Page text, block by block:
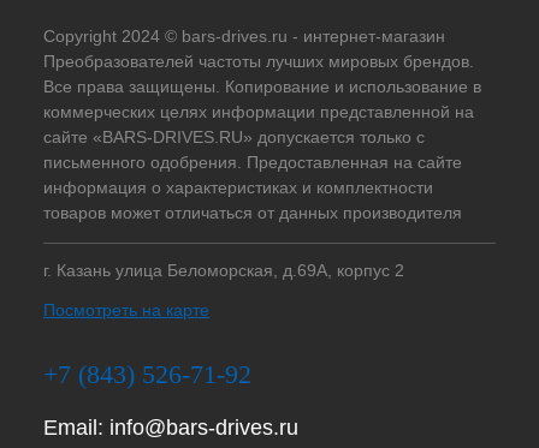
Copyright 2024 © bars-drives.ru - интернет-магазин
Преобразователей частоты лучших мировых брендов.
Все права защищены. Копирование и использование в
коммерческих целях информации представленной на
сайте «BARS-DRIVES.RU» допускается только с
письменного одобрения. Предоставленная на сайте
информация о характеристиках и комплектности
товаров может отличаться от данных производителя
г. Казань улица Беломорская, д.69А, корпус 2
Посмотреть на карте
+7 (843) 526-71-92
Email: info@bars-drives.ru